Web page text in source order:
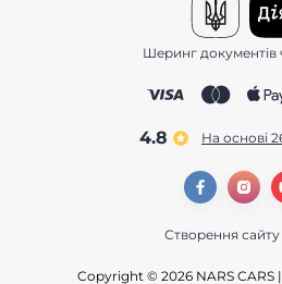
Шеринг документів
4.8 На основі
Створення сайту
Copyright © 2026 NARS CARS